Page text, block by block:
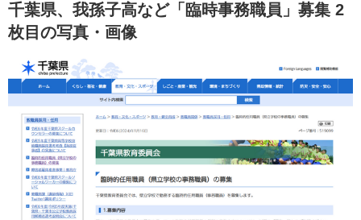
千葉県、我孫子高など「臨時事務職員」募集 2
枚目の写真・画像